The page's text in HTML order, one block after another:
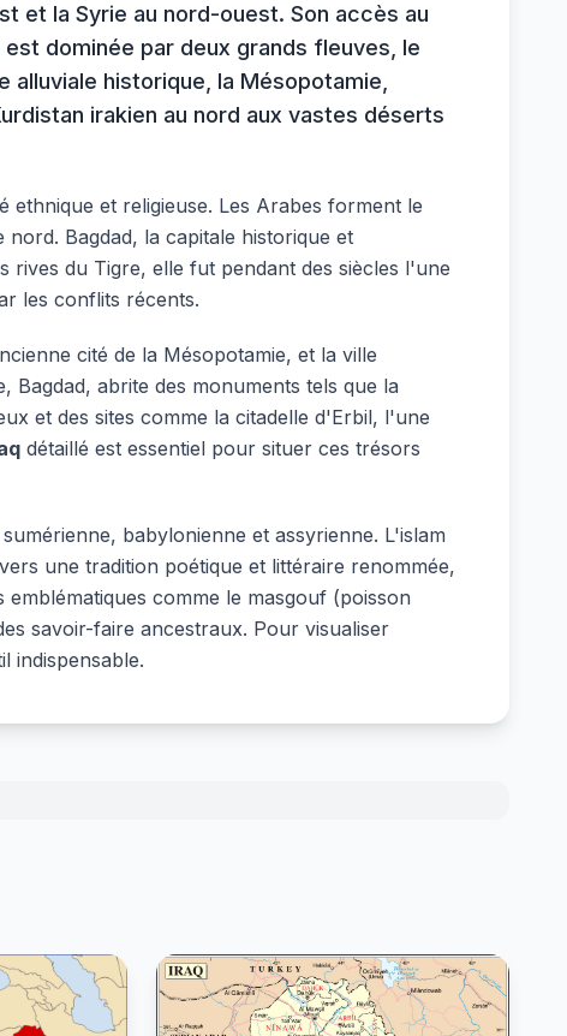
et la Syrie au nord-ouest. Son accès au
est dominée par deux grands fleuves, le
historique, la Mésopotamie,
irakien au nord aux vastes déserts
et religieuse. Les Arabes forment le
Bagdad, la capitale historique et
rives du Tigre, elle fut pendant des siècles l'une
les conflits récents.
cité de la Mésopotamie, et la ville
Bagdad, abrite des monuments tels que la
et des sites comme la citadelle d'Erbil, l'une
détaillé est essentiel pour situer ces trésors
babylonienne et assyrienne. L'islam
une tradition poétique et littéraire renommée,
comme le masgouf (poisson
savoir-faire ancestraux. Pour visualiser
indispensable.